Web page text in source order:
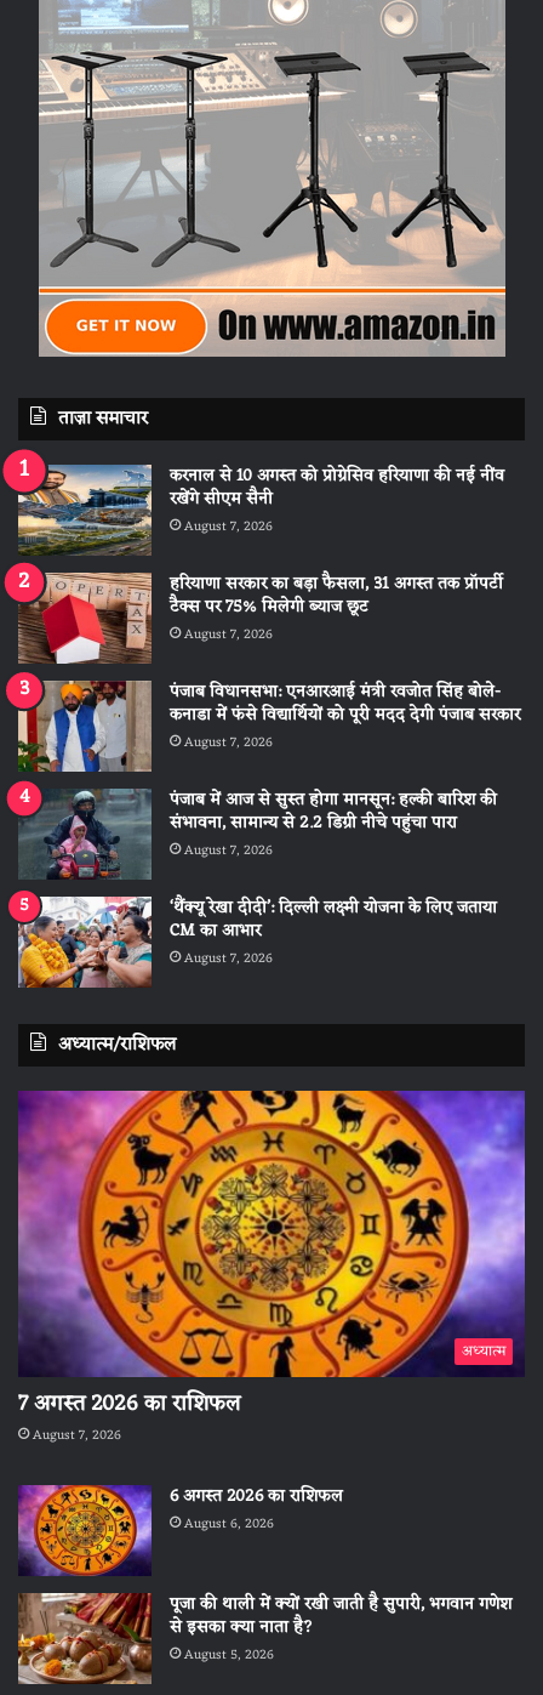
ताज़ा समाचार
करनाल से 10 अगस्त को प्रोग्रेसिव हरियाणा की नई नींव
रखेंगे सीएम सैनी
August 7, 2026
हरियाणा सरकार का बड़ा फैसला, 31 अगस्त तक प्रॉपर्टी
टैक्स पर 75% मिलेगी ब्याज छूट
August 7, 2026
पंजाब विधानसभा: एनआरआई मंत्री रवजोत सिंह बोले-
कनाडा में फंसे विद्यार्थियों को पूरी मदद देगी पंजाब सरकार
August 7, 2026
पंजाब में आज से सुस्त होगा मानसून: हल्की बारिश की
संभावना, सामान्य से 2.2 डिग्री नीचे पहुंचा पारा
August 7, 2026
‘थैंक्यू रेखा दीदी’: दिल्ली लक्ष्मी योजना के लिए जताया
CM का आभार
August 7, 2026
अध्यात्म/राशिफल
अध्यात्म
7 अगस्त 2026 का राशिफल
August 7, 2026
6 अगस्त 2026 का राशिफल
August 6, 2026
पूजा की थाली में क्यों रखी जाती है सुपारी, भगवान गणेश
से इसका क्या नाता है?
August 5, 2026